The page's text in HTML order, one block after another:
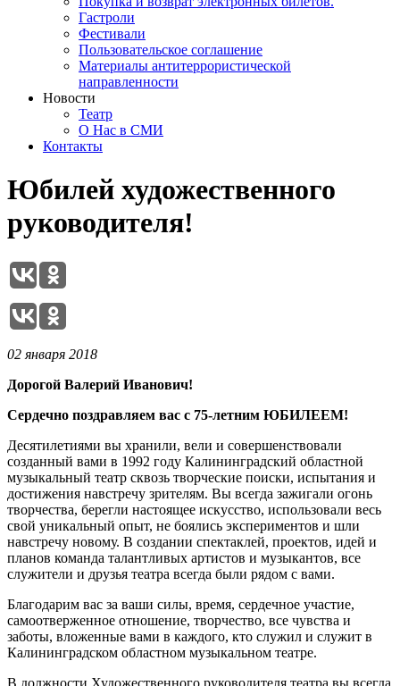
Гастроли
Фестивали
Пользовательское соглашение
Материалы антитеррористической
направленности
Новости
Театр
О Нас в СМИ
Контакты
Юбилей художественного
руководителя!
02 января 2018
Дорогой Валерий Иванович!
Сердечно поздравляем вас с 75-летним ЮБИЛЕЕМ!
Десятилетиями вы хранили, вели и совершенствовали
созданный вами в 1992 году Калининградский областной
музыкальный театр сквозь творческие поиски, испытания и
достижения навстречу зрителям. Вы всегда зажигали огонь
творчества, берегли настоящее искусство, использовали весь
свой уникальный опыт, не боялись экспериментов и шли
навстречу новому. В создании спектаклей, проектов, идей и
планов команда талантливых артистов и музыкантов, все
служители и друзья театра всегда были рядом с вами.
Благодарим вас за ваши силы, время, сердечное участие,
самоотверженное отношение, творчество, все чувства и
заботы, вложенные вами в каждого, кто служил и служит в
Калининградском областном музыкальном театре.
В должности Художественного руководителя театра вы всегда